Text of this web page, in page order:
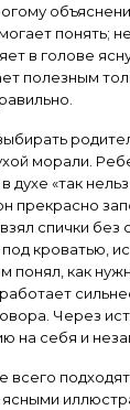
понять;
в голове
полезным
морали.
«так
прекрасно
спички без
кроватью,
понял, как
Через
на себя и
ясными